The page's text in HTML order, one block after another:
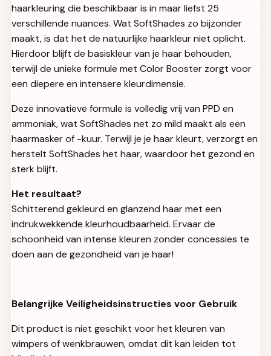
haarkleuring die beschikbaar is in maar liefst 25
verschillende nuances. Wat SoftShades zo bijzonder
maakt, is dat het de natuurlijke haarkleur niet oplicht.
Hierdoor blijft de basiskleur van je haar behouden,
terwijl de unieke formule met Color Booster zorgt voor
een diepere en intensere kleurdimensie.
Deze innovatieve formule is volledig vrij van PPD en
ammoniak, wat SoftShades net zo mild maakt als een
haarmasker of -kuur. Terwijl je je haar kleurt, verzorgt en
herstelt SoftShades het haar, waardoor het gezond en
sterk blijft.
Het resultaat?
Schitterend gekleurd en glanzend haar met een
indrukwekkende kleurhoudbaarheid. Ervaar de
schoonheid van intense kleuren zonder concessies te
doen aan de gezondheid van je haar!
Belangrijke Veiligheidsinstructies voor Gebruik
Dit product is niet geschikt voor het kleuren van
wimpers of wenkbrauwen, omdat dit kan leiden tot